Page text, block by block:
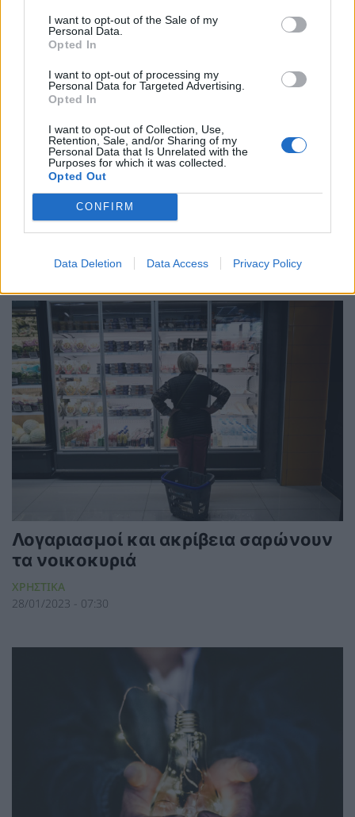
I want to opt-out of the Sale of my
Personal Data.
Opted In
I want to opt-out of processing my
Personal Data for Targeted Advertising.
Opted In
I want to opt-out of Collection, Use,
Retention, Sale, and/or Sharing of my
Personal Data that Is Unrelated with the
Purposes for which it was collected.
Opted Out
CONFIRM
Data Deletion Data Access Privacy Policy
Χάρης Δούκας, Γραμματέας Τομέα
Ενέργειας ΠΑΣΟΚ-ΚΙΝΑΛ: Ο
καταναλωτής πληρώνει, το fund
εισπράττει
06/04/2023 - 13:21
Λογαριασμοί και ακρίβεια σαρώνουν
τα νοικοκυριά
ΧΡΗΣΤΙΚΑ
28/01/2023 - 07:30